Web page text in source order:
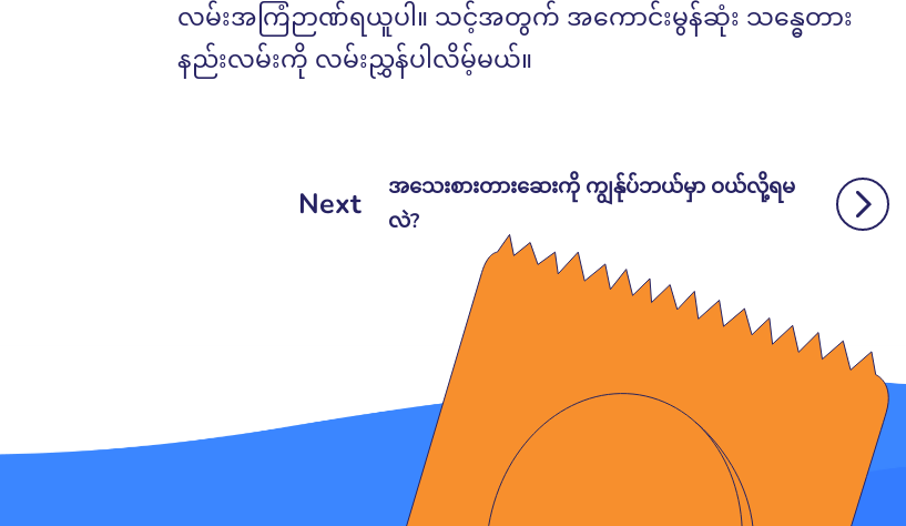
လမ်းအကြံဉာဏ်ရယူပါ။ သင့်အတွက် အကောင်းမွန်ဆုံး သန္ဓေတား
နည်းလမ်းကို လမ်းညွှန်ပါလိမ့်မယ်။
Next
အသေးစားတားဆေးကို ကျွန်ုပ်ဘယ်မှာ ဝယ်လို့ရမ
လဲ?